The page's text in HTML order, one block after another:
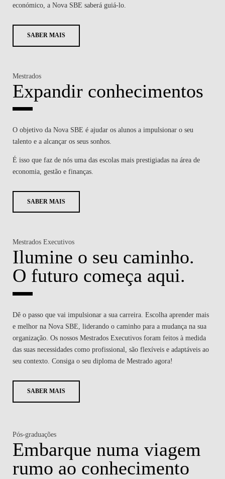
económico, a Nova SBE saberá guiá-lo.
SABER MAIS
Mestrados
Expandir conhecimentos
O objetivo da Nova SBE é ajudar os alunos a impulsionar o seu
talento e a alcançar os seus sonhos.
É isso que faz de nós uma das escolas mais prestigiadas na área de
economia, gestão e finanças.
SABER MAIS
Mestrados Executivos
Ilumine o seu caminho.
O futuro começa aqui.
Dê o passo que vai impulsionar a sua carreira. Escolha aprender mais
e melhor na Nova SBE, liderando o caminho para a mudança na sua
organização. Os nossos Mestrados Executivos foram feitos à medida
das suas necessidades como profissional, são flexíveis e adaptáveis ao
seu contexto. Consiga o seu diploma de Mestrado agora!
SABER MAIS
Pós-graduações
Embarque numa viagem
rumo ao conhecimento